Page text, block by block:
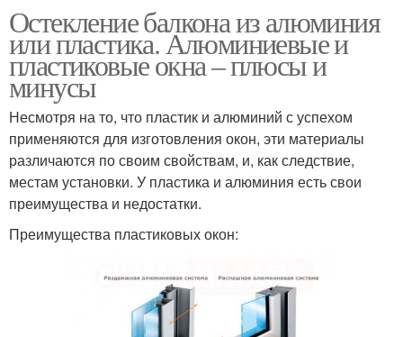
Остекление балкона из алюминия
или пластика. Алюминиевые и
пластиковые окна – плюсы и
минусы
Несмотря на то, что пластик и алюминий с успехом
применяются для изготовления окон, эти материалы
различаются по своим свойствам, и, как следствие,
местам установки. У пластика и алюминия есть свои
преимущества и недостатки.
Преимущества пластиковых окон: